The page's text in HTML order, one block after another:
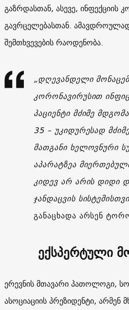
გაზრდასთან, ასევე, ინფექციის
გავრცელებასთან.
შემთხვევების რაოდენობა.
„დღევანდელი
კორონავირუსით
პაციენტი მძიმე
35 – უკიდურესად
მათგანი ხელოვნური
აპარატზეა
კიდევ არ არის დიდი
ჯანდაცვის
განაცხადა არსენ
ექსპერტული
ერევნის მთავარი პათოლოგი,
ასოციაციის პრეზიდენტი, არმენ